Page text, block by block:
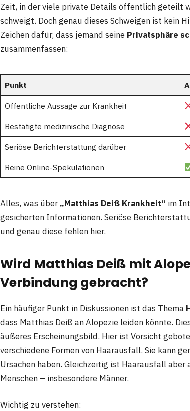
Zeit, in der viele private Details öffentlich geteilt
schweigt. Doch genau dieses Schweigen ist kein
Zeichen dafür, dass jemand seine Privatsphäre
zusammenfassen:
Punkt
Öffentliche Aussage zur Krankheit
Bestätigte medizinische Diagnose
Seriöse Berichterstattung darüber
Reine Online-Spekulationen
Alles, was über„Matthias Deiß Krankheit“ im
gesicherten Informationen. Seriöse
und genau diese fehlen hier.
Wird Matthias Deiß mit
Verbindung gebracht?
Ein häufiger Punkt in Diskussionen ist das Thema
dass Matthias Deiß an Alopezie leiden könnte.
äußeres Erscheinungsbild. Hier ist Vorsicht
verschiedene Formen von Haarausfall. Sie kann
Ursachen haben. Gleichzeitig ist Haarausfall
Menschen – insbesondere Männer.
Wichtig zu verstehen: